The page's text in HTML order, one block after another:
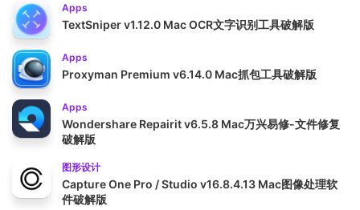
Apps
TextSniper v1.12.0 Mac OCR文字识别工具破解版
Apps
Proxyman Premium v6.14.0 Mac抓包工具破解版
Apps
Wondershare Repairit v6.5.8 Mac万兴易修-文件修复
破解版
图形设计
Capture One Pro / Studio v16.8.4.13 Mac图像处理软
件破解版